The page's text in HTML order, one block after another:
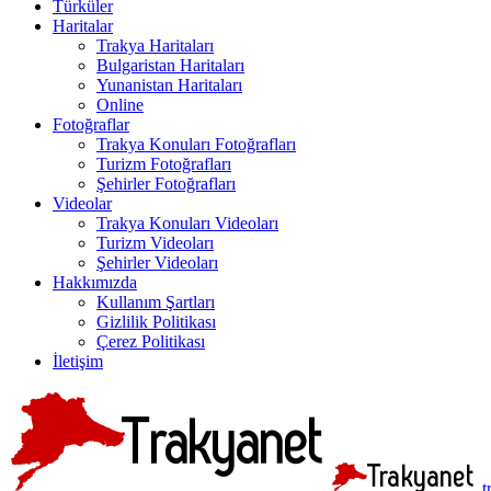
Türküler
Haritalar
Trakya Haritaları
Bulgaristan Haritaları
Yunanistan Haritaları
Online
Fotoğraflar
Trakya Konuları Fotoğrafları
Turizm Fotoğrafları
Şehirler Fotoğrafları
Videolar
Trakya Konuları Videoları
Turizm Videoları
Şehirler Videoları
Hakkımızda
Kullanım Şartları
Gizlilik Politikası
Çerez Politikası
İletişim